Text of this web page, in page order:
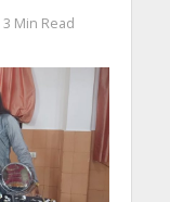
3 Min Read